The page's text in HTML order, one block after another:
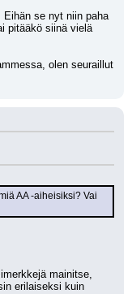
se nyt niin paha
pitääkö siinä vielä
olen seuraillut
AA -aiheisiksi? Vai
mainitse,
erilaiseksi kuin